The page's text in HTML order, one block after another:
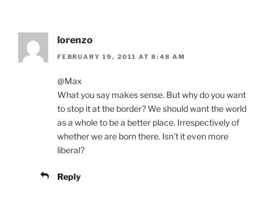
lorenzo
FEBRUARY 19, 2011 AT 8:48 AM
@Max
What you say makes sense. But why do you want
to stop it at the border? We should want the world
as a whole to be a better place. Irrespectively of
whether we are born there. Isn’t it even more
liberal?
Reply